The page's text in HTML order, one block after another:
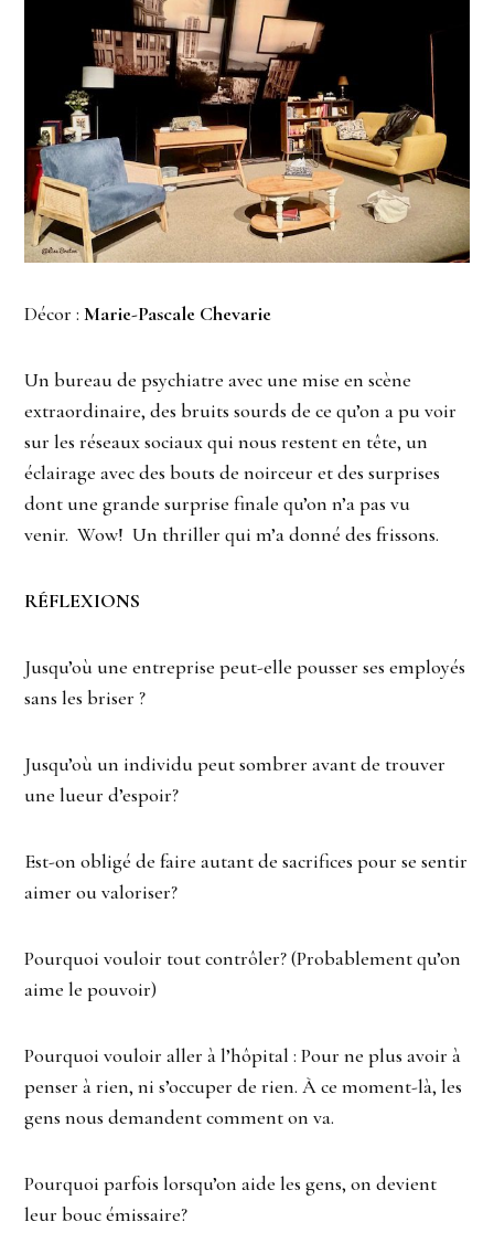
Décor :Marie-Pascale Chevarie
Un bureau de psychiatre avec une mise en scène
extraordinaire, des bruits sourds de ce qu’on a pu voir
sur les réseaux sociaux qui nous restent en tête, un
éclairage avec des bouts de noirceur et des surprises
dont une grande surprise finale qu’on n’a pas vu
venir. Wow! Un thriller qui m’a donné des frissons.
RÉFLEXIONS
Jusqu’où une entreprise peut-elle pousser ses employés
sans les briser ?
Jusqu’où un individu peut sombrer avant de trouver
une lueur d’espoir?
Est-on obligé de faire autant de sacrifices pour se sentir
aimer ou valoriser?
Pourquoi vouloir tout contrôler? (Probablement qu’on
aime le pouvoir)
Pourquoi vouloir aller à l’hôpital : Pour ne plus avoir à
penser à rien, ni s’occuper de rien. À ce moment-là, les
gens nous demandent comment on va.
Pourquoi parfois lorsqu’on aide les gens, on devient
leur bouc émissaire?